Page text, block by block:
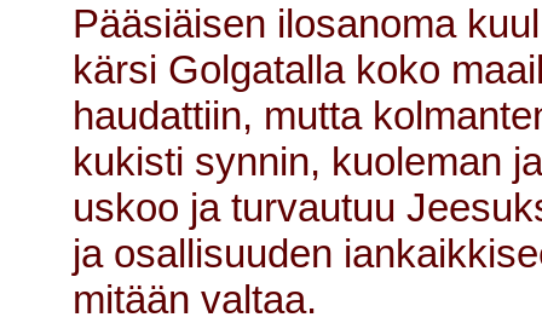
Pääsiäisen ilosanoma
kärsi Golgatalla koko
haudattiin, mutta
kukisti synnin, kuoleman
uskoo ja turvautuu
ja osallisuuden
mitään valtaa.